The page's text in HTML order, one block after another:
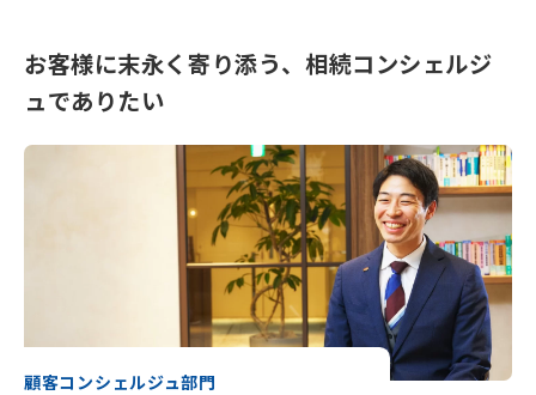
イベント
エントリー
お客様に末永く寄り添う、相続コンシェルジ
ュでありたい
顧客コンシェルジュ部門